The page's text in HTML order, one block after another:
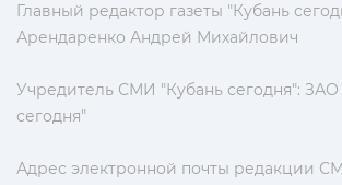
Главный редактор газеты "Кубань
Арендаренко Андрей Михайлович
Учредитель СМИ "Кубань сегодня": ЗАО
сегодня"
Адрес электронной почты редакции